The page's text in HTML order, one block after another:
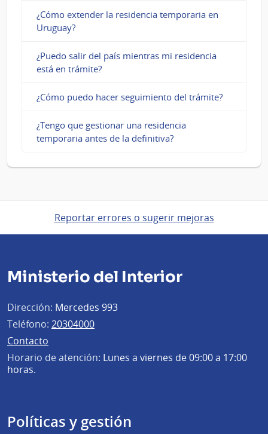
¿Cómo extender la residencia temporaria en
Uruguay?
¿Puedo salir del país mientras mi residencia
está en trámite?
¿Cómo puedo hacer seguimiento del trámite?
¿Tengo que gestionar una residencia
temporaria antes de la definitiva?
Reportar errores o sugerir mejoras
Ministerio del Interior
Dirección: Mercedes 993
Teléfono: 20304000
Contacto
Horario de atención: Lunes a viernes de 09:00 a 17:00
horas.
Políticas y gestión